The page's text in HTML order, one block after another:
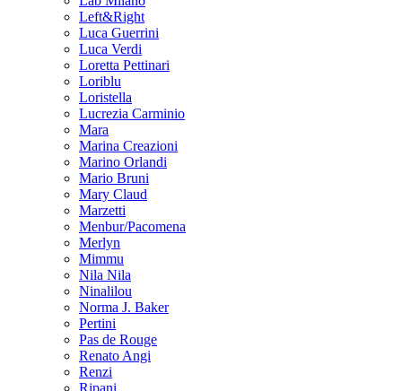
Left&Right
Luca Guerrini
Luca Verdi
Loretta Pettinari
Loriblu
Loristella
Lucrezia Carminio
Mara
Marina Creazioni
Marino Orlandi
Mario Bruni
Mary Claud
Marzetti
Menbur/Pacomena
Merlyn
Mimmu
Nila Nila
Ninalilou
Norma J. Baker
Pertini
Pas de Rouge
Renato Angi
Renzi
Ripani